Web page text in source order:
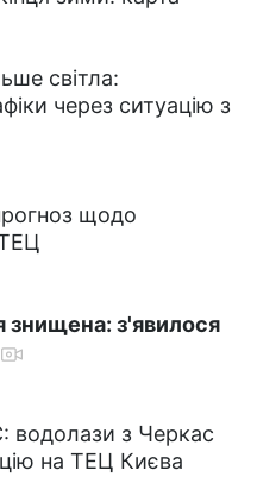
світла:
через ситуацію з
щодо
знищена: з'явилося
водолази з Черкас
на ТЕЦ Києва